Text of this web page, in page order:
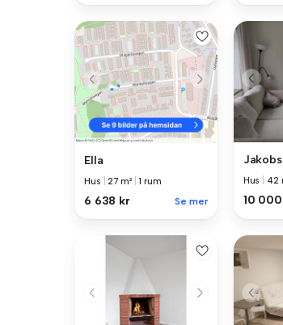
Ella
Hus |27 m² |1 rum
6 638 kr Se mer
Hus 42
10